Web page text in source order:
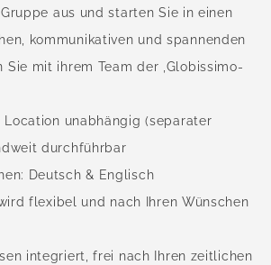
aus und starten Sie in einen
kommunikativen und spannenden
Sie mit ihrem Team der ‚Globissimo-
unabhängig (separater
durchführbar
Deutsch & Englisch
flexibel und nach Ihren Wünschen
integriert, frei nach Ihren zeitlichen